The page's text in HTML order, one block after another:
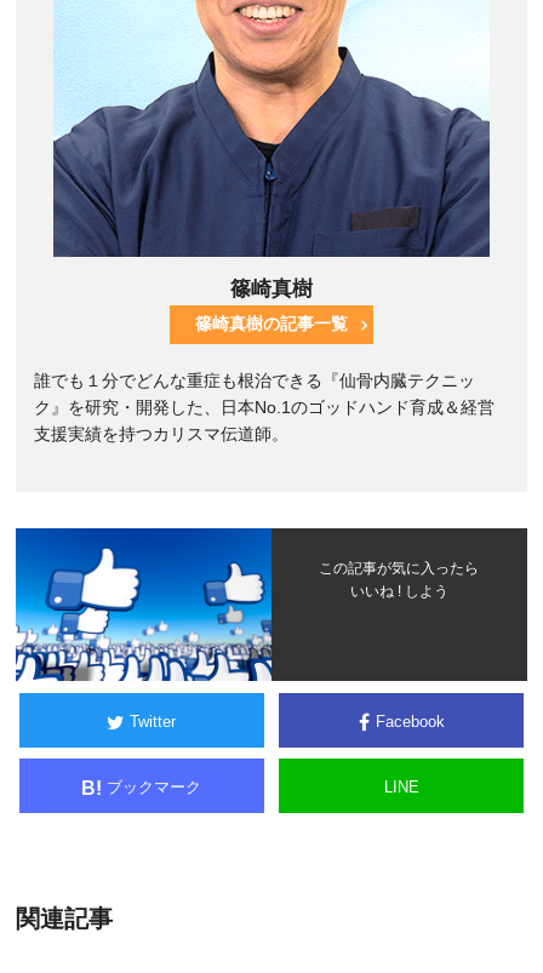
篠崎真樹
篠崎真樹の記事一覧
誰でも１分でどんな重症も根治できる『仙骨内臓テクニッ
ク』を研究・開発した、日本No.1のゴッドハンド育成＆経営
支援実績を持つカリスマ伝道師。
この記事が気に入ったら
いいね ! しよう
Twitter Facebook
B! ブックマーク LINE
関連記事